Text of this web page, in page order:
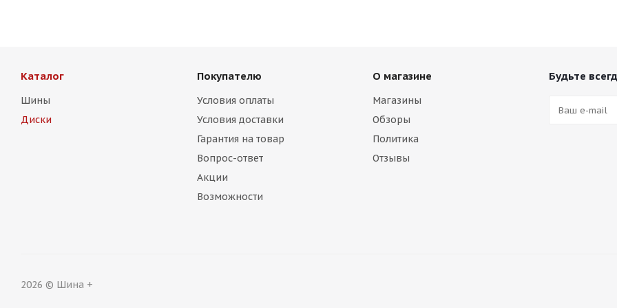
Каталог
Шины
Диски
Покупателю
Условия оплаты
Условия доставки
Гарантия на товар
Вопрос-ответ
Акции
Возможности
О магазине
Магазины
Обзоры
Политика
Отзывы
Будьте
2026 © Шина +